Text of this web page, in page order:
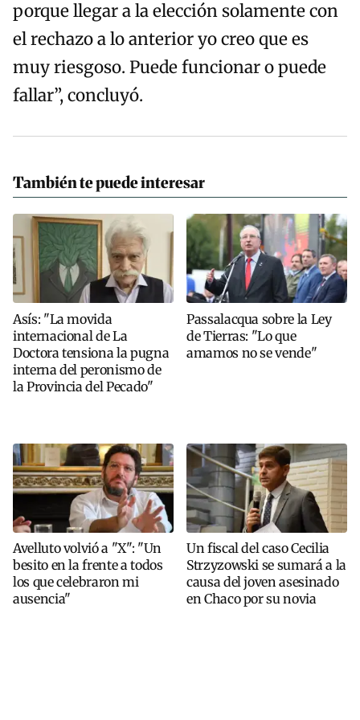
porque llegar a la elección solamente con
el rechazo a lo anterior yo creo que es
muy riesgoso. Puede funcionar o puede
fallar”, concluyó.
También te puede interesar
Asís: "La movida
internacional de La
Doctora tensiona la pugna
interna del peronismo de
la Provincia del Pecado"
Passalacqua sobre la Ley
de Tierras: "Lo que
amamos no se vende"
Avelluto volvió a "X": "Un
besito en la frente a todos
los que celebraron mi
ausencia"
Un fiscal del caso Cecilia
Strzyzowski se sumará a la
causa del joven asesinado
en Chaco por su novia